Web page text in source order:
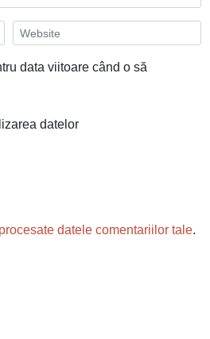
data viitoare când o să
datelor
datele comentariilor tale.